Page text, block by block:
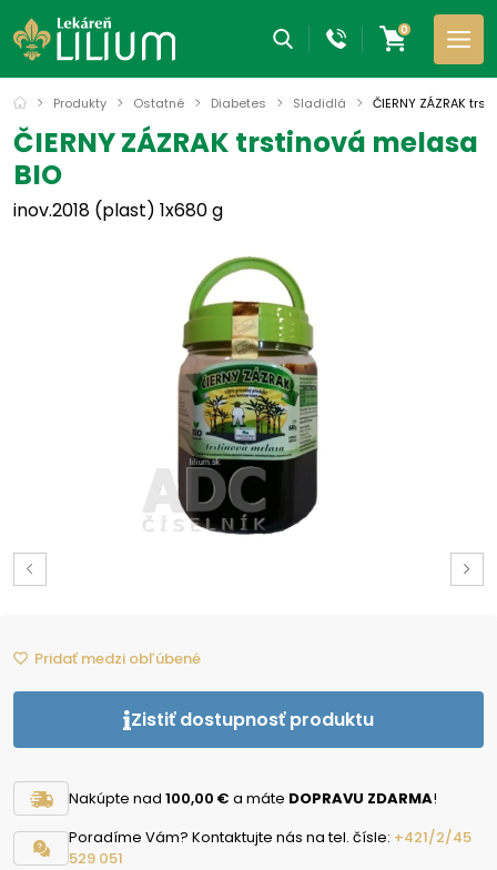
0
Produkty Ostatné Diabetes Sladidlá ČIERNY ZÁZRAK
ČIERNY ZÁZRAK trstinová melasa
BIO
inov.2018 (plast) 1x680 g
Pridať medzi obľúbené
Zistiť dostupnosť produktu
Nakúpte nad 100,00 € a máte DOPRAVU ZDARMA!
Poradíme Vám? Kontaktujte nás na tel. čísle: +421/2/45
529 051